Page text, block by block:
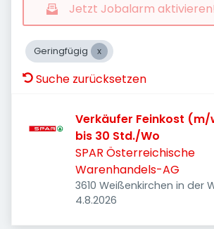
Jetzt Jobalarm aktivieren!
Geringfügig
Suche zurücksetzen
Verkäufer Feinkost
bis 30 Std./Wo
SPAR Österreichische
Warenhandels-AG
3610 Weißenkirchen in der
Österreich
Veröffentlicht
4.8.2026